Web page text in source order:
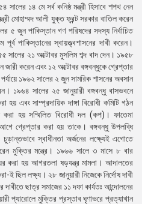
১৪ মে সর্ব কনিষ্ঠ মন্ত্রী হিসাবে শপথ নেন
মোহাম্মদ আলী যুক্ত ফ্রন্ট সরকার বাতিল করেন
৫ জুন পাকিস্তান গণ পরিষদের সদস্য নির্বাচিত
পাকিস্তানের স্বায়ত্ত্বশাসনের দাবী করেন।
সালের ২১ অক্টোবর মুসলিম শব্দ বাদ দেন। ১৯৫৮
জারী করেন এবং ১২ অক্টোবর বঙ্গবন্ধুকে গ্রেপ্তার
১৯৬২ সালের ২ জুন সামরিক শাসনের অবসান
১৯৬৪ সালের ২৫ জানুয়ারী বঙ্গবন্ধু বাসভবনে
হয় এবং সাম্প্রদায়িক দাঙ্গা বিরোধী কমিটি গঠন
হয় সম্মিলিত বিরোধী দল (কপ)। ফাতেমা
আগে গ্রেপ্তার করা হয় তাকে। বঙ্গবন্ধু উপলব্ধি
স্বাধীনতা অর্জনের লক্ষ্যেই এগোতে
মুক্তির মন্ত্রে। ১৯৬৬ সালে ৩ মাসে ৮ বার
করা হয় আগরতলা ষড়যন্ত্র মামলা। আদালতের
ই ছিল লক্ষ্য। ২৮ জানুয়ারী নিজেকে নির্দোষ দাবী
ছাত্র সমাজের ১১ দফা কার্যতঃ আন্দোলনের
প্যারোলে মুক্তির প্রস্তাব ঘৃণাভরে প্রত্যাখান